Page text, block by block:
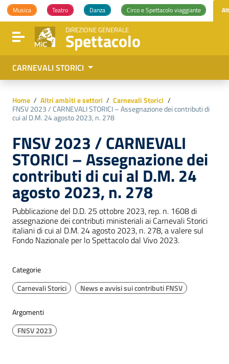
Vai ai contenuti
Vai al menu di navigazione
Vai al footer
Musica Teatro Danza Circo e Spettacolo viaggiante
Attiva / disattiva la navigazione
DIREZIONE GENERALE
Spettacolo
CARNEVALI STORICI
Home / Altri ambiti e settori / Carnevali Storici /
FNSV 2023 / CARNEVALI STORICI – Assegnazione dei contributi di
cui al D.M. 24 agosto 2023, n. 278
FNSV 2023 / CARNEVALI
STORICI – Assegnazione dei
contributi di cui al D.M. 24
agosto 2023, n. 278
Pubblicazione del D.D. 25 ottobre 2023, rep. n. 1608 di
assegnazione dei contributi ministeriali ai Carnevali Storici
italiani di cui al D.M. 24 agosto 2023, n. 278, a valere sul
Fondo Nazionale per lo Spettacolo dal Vivo 2023.
Categorie
Carnevali Storici
News e avvisi sui contributi FNSV
Argomenti
FNSV 2023